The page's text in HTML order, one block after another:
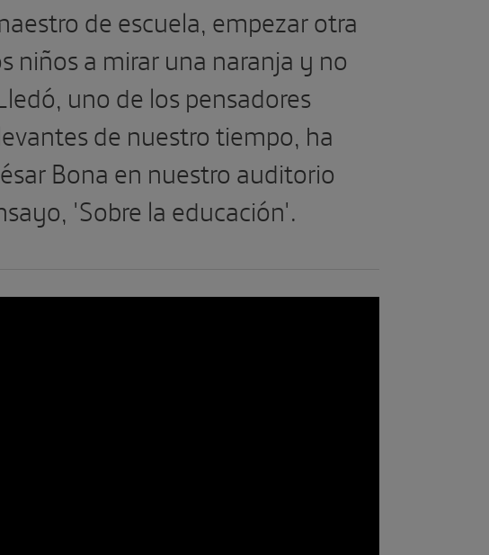
de escuela, empezar otra
niños a mirar una naranja y no
uno de los pensadores
de nuestro tiempo, ha
Bona en nuestro auditorio
'Sobre la educación'.